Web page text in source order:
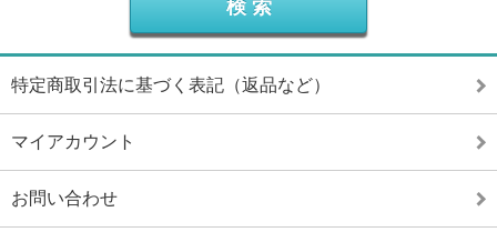
特定商取引法に基づく表記（返品など）
マイアカウント
お問い合わせ